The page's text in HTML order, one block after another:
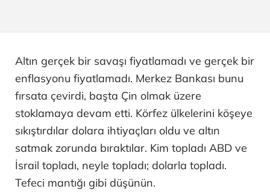
Altın gerçek bir savaşı fiyatlamadı ve gerçek bir
enflasyonu fiyatlamadı. Merkez Bankası bunu
fırsata çevirdi, başta Çin olmak üzere
stoklamaya devam etti. Körfez ülkelerini köşeye
sıkıştırdılar dolara ihtiyaçları oldu ve altın
satmak zorunda bıraktılar. Kim topladı ABD ve
İsrail topladı, neyle topladı; dolarla topladı.
Tefeci mantığı gibi düşünün.